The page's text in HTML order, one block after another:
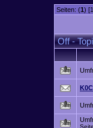
Seiten: (1)
Off -